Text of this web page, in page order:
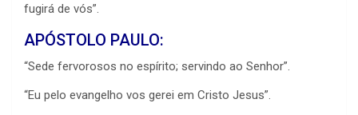
fugirá de vós”.
APÓSTOLO PAULO:
“Sede fervorosos no espírito; servindo ao Senhor”.
“Eu pelo evangelho vos gerei em Cristo Jesus”.